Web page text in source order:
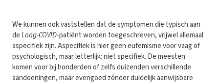
We kunnen ook vaststellen dat de symptomen die typisch aan
deLong-COVID-patiënt worden toegeschreven, vrijwel allemaal
aspecifiek zijn. Aspecifiek is hier geen eufemisme voor vaag of
psychologisch, maar letterlijk: niet specifiek. De meesten
komen voor bij honderden of zelfs duizenden verschillende
aandoeningen, maar evengoed zónder duidelijk aanwijsbare